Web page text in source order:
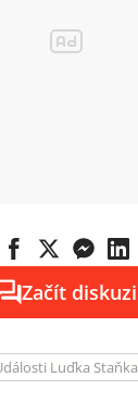
Začít diskuzi
Luďka Staňka